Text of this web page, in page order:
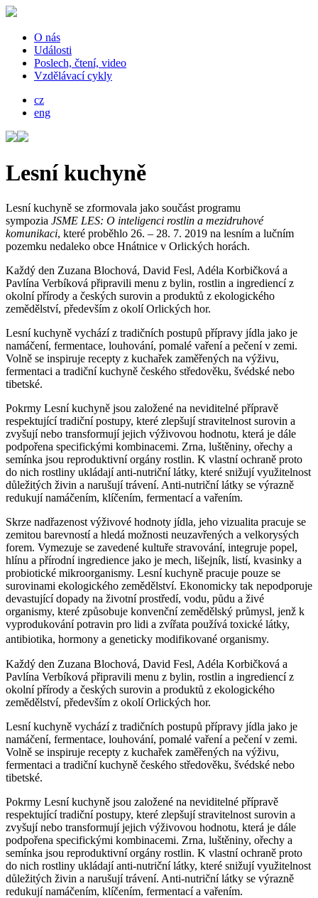
O nás
Události
Poslech, čtení, video
Vzdělávací cykly
cz
eng
Lesní kuchyně
Lesní kuchyně se zformovala jako součást programu
sympozia JSME LES: O inteligenci rostlin a mezidruhové
komunikaci, které proběhlo 26. – 28. 7. 2019 na lesním a lučním
pozemku nedaleko obce Hnátnice v Orlických horách.
Každý den Zuzana Blochová, David Fesl, Adéla Korbičková a
Pavlína Verbíková připravili menu z bylin, rostlin a ingrediencí z
okolní přírody a českých surovin a produktů z ekologického
zemědělství, především z okolí Orlických hor.
Lesní kuchyně vychází z tradičních postupů přípravy jídla jako je
namáčení, fermentace, louhování, pomalé vaření a pečení v zemi.
Volně se inspiruje recepty z kuchařek zaměřených na výživu,
fermentaci a tradiční kuchyně českého středověku, švédské nebo
tibetské.
Pokrmy Lesní kuchyně jsou založené na neviditelné přípravě
respektující tradiční postupy, které zlepšují stravitelnost surovin a
zvyšují nebo transformují jejich výživovou hodnotu, která je dále
podpořena specifickými kombinacemi. Zrna, luštěniny, ořechy a
semínka jsou reproduktivní orgány rostlin. K vlastní ochraně proto
do nich rostliny ukládají anti-nutriční látky, které snižují využitelnost
důležitých živin a narušují trávení. Anti-nutriční látky se výrazně
redukují namáčením, klíčením, fermentací a vařením.
Skrze nadřazenost výživové hodnoty jídla, jeho vizualita pracuje se
zemitou barevností a hledá možnosti neuzavřených a velkorysých
forem. Vymezuje se zavedené kultuře stravování, integruje popel,
hlínu a přírodní ingredience jako je mech, lišejník, listí, kvasinky a
probiotické mikroorganismy. Lesní kuchyně pracuje pouze se
surovinami ekologického zemědělství. Ekonomicky tak nepodporuje
devastující dopady na životní prostředí, vodu, půdu a živé
organismy, které způsobuje konvenční zemědělský průmysl, jenž k
vyprodukování potravin pro lidi a zvířata používá toxické látky,
antibiotika, hormony a geneticky modifikované organismy.
Každý den Zuzana Blochová, David Fesl, Adéla Korbičková a
Pavlína Verbíková připravili menu z bylin, rostlin a ingrediencí z
okolní přírody a českých surovin a produktů z ekologického
zemědělství, především z okolí Orlických hor.
Lesní kuchyně vychází z tradičních postupů přípravy jídla jako je
namáčení, fermentace, louhování, pomalé vaření a pečení v zemi.
Volně se inspiruje recepty z kuchařek zaměřených na výživu,
fermentaci a tradiční kuchyně českého středověku, švédské nebo
tibetské.
Pokrmy Lesní kuchyně jsou založené na neviditelné přípravě
respektující tradiční postupy, které zlepšují stravitelnost surovin a
zvyšují nebo transformují jejich výživovou hodnotu, která je dále
podpořena specifickými kombinacemi. Zrna, luštěniny, ořechy a
semínka jsou reproduktivní orgány rostlin. K vlastní ochraně proto
do nich rostliny ukládají anti-nutriční látky, které snižují využitelnost
důležitých živin a narušují trávení. Anti-nutriční látky se výrazně
redukují namáčením, klíčením, fermentací a vařením.